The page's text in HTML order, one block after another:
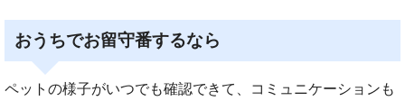
おうちでお留守番するなら
ペットの様子がいつでも確認できて、コミュニケーションも